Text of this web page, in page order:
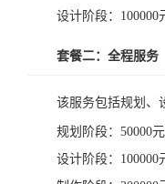
设计阶段：100000
套餐二：全程服务
该服务包括规划、
规划阶段：50000
设计阶段：100000